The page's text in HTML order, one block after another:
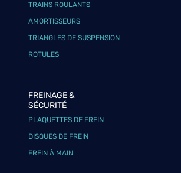
TRAINS ROULANTS
AMORTISSEURS
TRIANGLES DE SUSPENSION
ROTULES
FREINAGE &
SÉCURITÉ
PLAQUETTES DE FREIN
DISQUES DE FREIN
FREIN À MAIN